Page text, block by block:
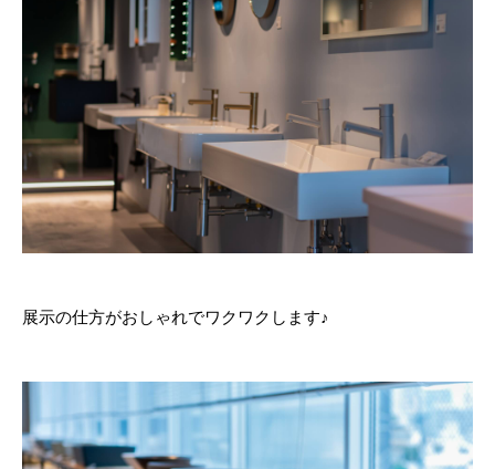
展示の仕方がおしゃれでワクワクします♪